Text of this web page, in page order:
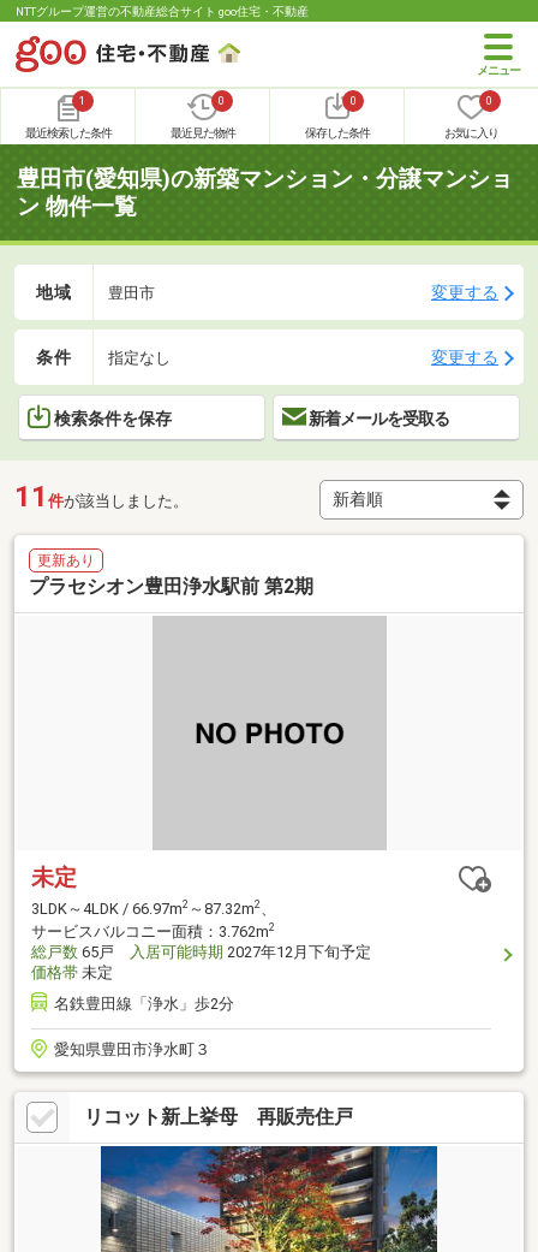
NTTグループ運営の不動産総合サイト goo住宅・不動産
1
最近検索した条件
0
最近見た物件
0
保存した条件
0
お気に入り
豊田市(愛知県)の新築マンション・分譲マンショ
ン 物件一覧
地域 豊田市 変更する
条件 指定なし 変更する
検索条件を保存 新着メールを受取る
11 件が該当しました。
更新あり
プラセシオン豊田浄水駅前 第2期
未定
3LDK～4LDK / 66.97m2 ～87.32m2、
サービスバルコニー面積：3.762m2
総戸数 65戸 入居可能時期 2027年12月下旬予定
価格帯 未定
名鉄豊田線「浄水」歩2分
愛知県豊田市浄水町３
リコット新上挙母 再販売住戸